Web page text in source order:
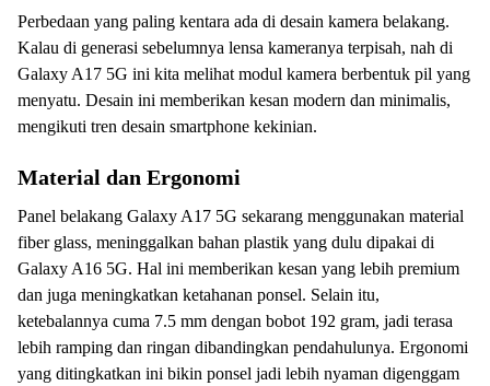
Perbedaan yang paling kentara ada di desain kamera belakang.
Kalau di generasi sebelumnya lensa kameranya terpisah, nah di
Galaxy A17 5G ini kita melihat modul kamera berbentuk pil yang
menyatu. Desain ini memberikan kesan modern dan minimalis,
mengikuti tren desain smartphone kekinian.
Material dan Ergonomi
Panel belakang Galaxy A17 5G sekarang menggunakan material
fiber glass, meninggalkan bahan plastik yang dulu dipakai di
Galaxy A16 5G. Hal ini memberikan kesan yang lebih premium
dan juga meningkatkan ketahanan ponsel. Selain itu,
ketebalannya cuma 7.5 mm dengan bobot 192 gram, jadi terasa
lebih ramping dan ringan dibandingkan pendahulunya. Ergonomi
yang ditingkatkan ini bikin ponsel jadi lebih nyaman digenggam